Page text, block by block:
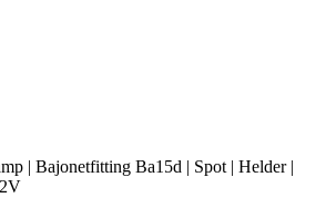
| Bajonetfitting Ba15d | Spot | Helder |